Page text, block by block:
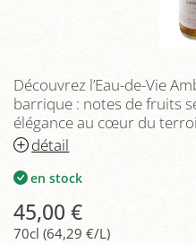
Découvrez l’Eau-de-Vie
barrique : notes de fruits
élégance au cœur du
détail
en stock
45,00 €
70cl (64,29 €/L)